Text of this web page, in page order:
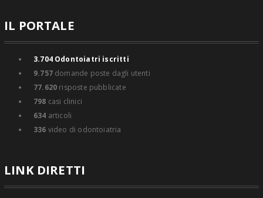
IL PORTALE
3.704Odontoiatri iscritti
9.757domande poste dagli utenti
77.620 risposte pubblicate
798 casi clinici
634 articoli
336 video di odontoiatria
LINK DIRETTI